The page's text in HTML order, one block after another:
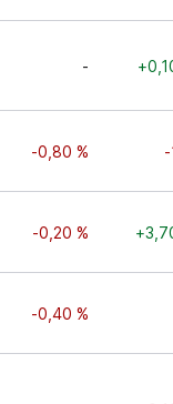
-
-0,80 % -
-0,20 %
-0,40 %